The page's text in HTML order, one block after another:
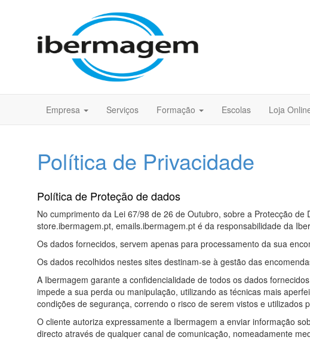
Empresa Serviços Formação Escolas Loja
Política de Privacidade
Política de Proteção de dados
No cumprimento da Lei 67/98 de 26 de Outubro, sobre a Protecção
store.ibermagem.pt, emails.ibermagem.pt é da responsabilidade da
Os dados fornecidos, servem apenas para processamento da sua
Os dados recolhidos nestes sites destinam-se à gestão das
A Ibermagem garante a confidencialidade de todos os dados
impede a sua perda ou manipulação, utilizando as técnicas mais
condições de segurança, correndo o risco de serem vistos e utilizados
O cliente autoriza expressamente a Ibermagem a enviar informação
directo através de qualquer canal de comunicação, nomeadamente